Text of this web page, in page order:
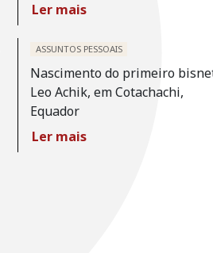
Ler mais
ASSUNTOS PESSOAIS
Nascimento do primeiro
Leo Achik, em Cotachachi,
Equador
Ler mais